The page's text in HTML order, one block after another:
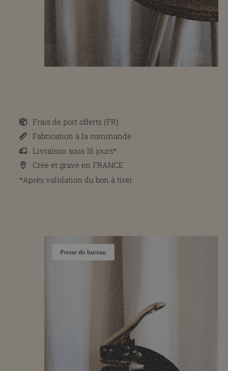
Frais de port offerts (FR)
Fabrication à la commande
Livraison sous 15 jours*
Créé et gravé en FRANCE
*Après validation du bon à tirer